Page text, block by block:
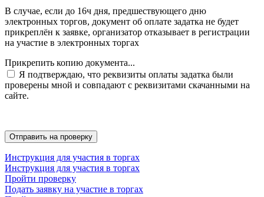
В случае, если до 16ч дня, предшествующего дню
электронных торгов, документ об оплате задатка не будет
прикреплён к заявке, организатор отказывает в регистрации
на участие в электронных торгах
Прикрепить копию документа...
Я подтверждаю, что реквизиты оплаты задатка были
проверены мной и совпадают с реквизитами скачанными на
сайте.
Инструкция для участия в торгах
Инструкция для участия в торгах
Пройти проверку
Подать заявку на участие в торгах